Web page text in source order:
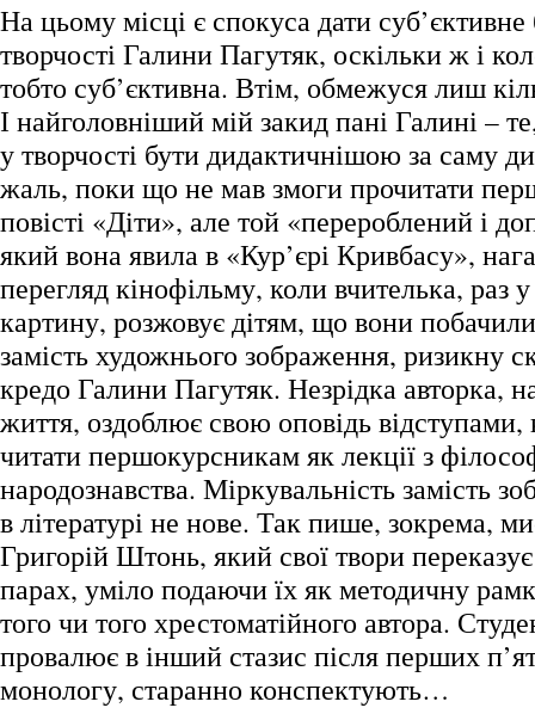
На цьому місці є спокуса дати
творчості Галини Пагутяк, оскільки ж і
тобто суб’єктивна. Втім, обмежуся лиш
І найголовніший мій закид пані Галині –
у творчості бути дидактичнішою за саму
жаль, поки що не мав змоги прочитати
повісті «Діти», але той «перероблений і
який вона явила в «Кур’єрі Кривбасу»,
перегляд кінофільму, коли вчителька, раз
картину, розжовує дітям, що вони
замість художнього зображення, ризикну
кредо Галини Пагутяк. Незрідка авторка,
життя, оздоблює свою оповідь відступами,
читати першокурсникам як лекції з
народознавства. Міркувальність замість
в літературі не нове. Так пише, зокрема,
Григорій Штонь, який свої твори
парах, уміло подаючи їх як методичну
того чи того хрестоматійного автора.
провалює в інший стазис після перших
монологу, старанно конспектують…